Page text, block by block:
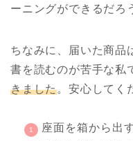
ーニングができるだろ
ちなみに、届いた商品
書を読むのが苦手な私
きました。安心してく
座面を箱から出